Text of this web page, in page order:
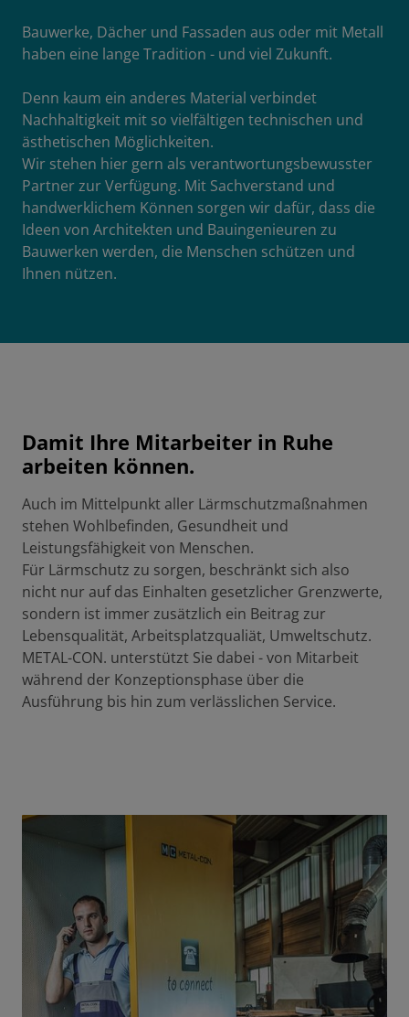
Bauwerke, Dächer und Fassaden aus oder mit Metall
haben eine lange Tradition - und viel Zukunft.
Denn kaum ein anderes Material verbindet
Nachhaltigkeit mit so vielfältigen technischen und
ästhetischen Möglichkeiten.
Wir stehen hier gern als verantwortungsbewusster
Partner zur Verfügung. Mit Sachverstand und
handwerklichem Können sorgen wir dafür, dass die
Ideen von Architekten und Bauingenieuren zu
Bauwerken werden, die Menschen schützen und
Ihnen nützen.
Damit Ihre Mitarbeiter in Ruhe
arbeiten können.
Auch im Mittelpunkt aller Lärmschutzmaßnahmen
stehen Wohlbefinden, Gesundheit und
Leistungsfähigkeit von Menschen.
Für Lärmschutz zu sorgen, beschränkt sich also
nicht nur auf das Einhalten gesetzlicher Grenzwerte,
sondern ist immer zusätzlich ein Beitrag zur
Lebensqualität, Arbeitsplatzqualiät, Umweltschutz.
METAL-CON. unterstützt Sie dabei - von Mitarbeit
während der Konzeptionsphase über die
Ausführung bis hin zum verlässlichen Service.